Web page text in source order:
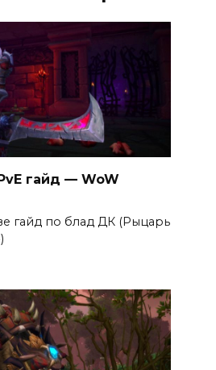
гайд — WoW
гайд по блад ДК (Рыцарь